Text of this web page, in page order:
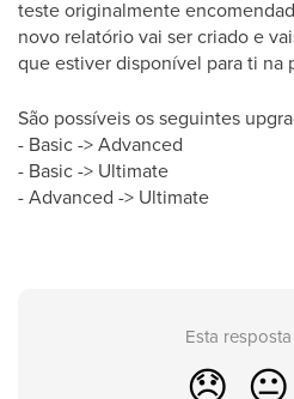
teste originalmente
novo relatório vai ser criado e
que estiver disponível para ti na
São possíveis os seguintes
- Basic -> Advanced
- Basic -> Ultimate
-Advanced -> Ultimate
Esta
😞 😐